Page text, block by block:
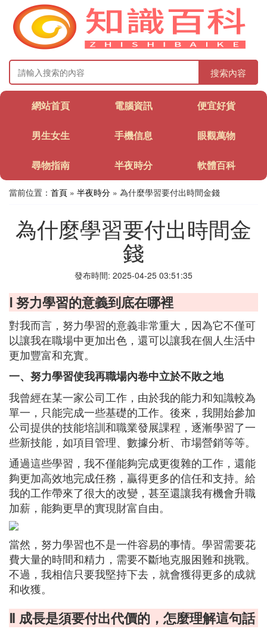
搜索內容
網站首頁 電腦資訊 便宜好貨
男生女生 手機信息 眼觀萬物
尋物指南 半夜時分 軟體百科
當前位置： 首頁 » 半夜時分 » 為什麼學習要付出時間金錢
為什麼學習要付出時間金
錢
發布時間: 2025-04-25 03:51:35
Ⅰ 努力學習的意義到底在哪裡
對我而言，努力學習的意義非常重大，因為它不僅可
以讓我在職場中更加出色，還可以讓我在個人生活中
更加豐富和充實。
一、努力學習使我再職場內卷中立於不敗之地
我曾經在某一家公司工作，由於我的能力和知識較為
單一，只能完成一些基礎的工作。後來，我開始參加
公司提供的技能培訓和職業發展課程，逐漸學習了一
些新技能，如項目管理、數據分析、市場營銷等等。
通過這些學習，我不僅能夠完成更復雜的工作，還能
夠更加高效地完成任務，贏得更多的信任和支持。給
我的工作帶來了很大的改變，甚至還讓我有機會升職
加薪，能夠更早的實現財富自由。
當然，努力學習也不是一件容易的事情。學習需要花
費大量的時間和精力，需要不斷地克服困難和挑戰。
不過，我相信只要我堅持下去，就會獲得更多的成就
和收獲。
Ⅱ 成長是須要付出代價的，怎麼理解這句話